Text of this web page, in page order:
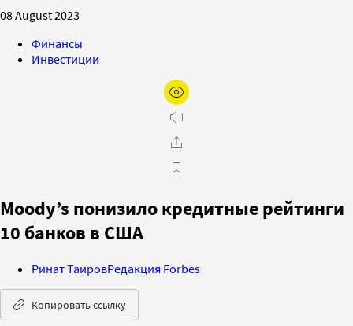
08 August 2023
Финансы
Инвестиции
Moody’s понизило кредитные рейтинги
10 банков в США
Ринат ТаировРедакция Forbes
Копировать ссылку